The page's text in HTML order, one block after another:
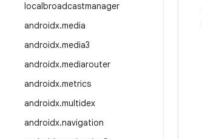
localbroadcastmanager
androidx.media
androidx.media3
androidx.mediarouter
androidx.metrics
androidx.multidex
androidx.navigation